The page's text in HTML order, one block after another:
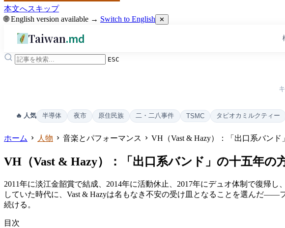
本文へスキップ
🌐 English version available → Switch to English ✕
Taiwan.md
ESC
🔥 人気 半導体 夜市 原住民族 二・二八事件 TSMC タピオカミルクティー
ホーム 人物 音楽とパフォーマンス VH（Vast & Hazy）：「出口系バン
VH（Vast & Hazy）：「出口系バンド」の十五年の
2011年に淡江金韶賞で結成、2014年に活動休止、2017年にデュオ体制で復帰
していた時代に、Vast & Hazyは名もなき不安の受け皿となることを選んだ
続ける。
目次